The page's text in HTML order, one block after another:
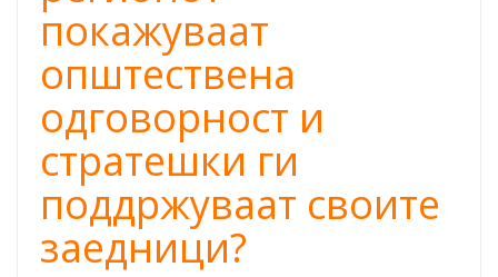
покажуваат
општествена
одговорност и
стратешки ги
поддржуваат своите
заедници?